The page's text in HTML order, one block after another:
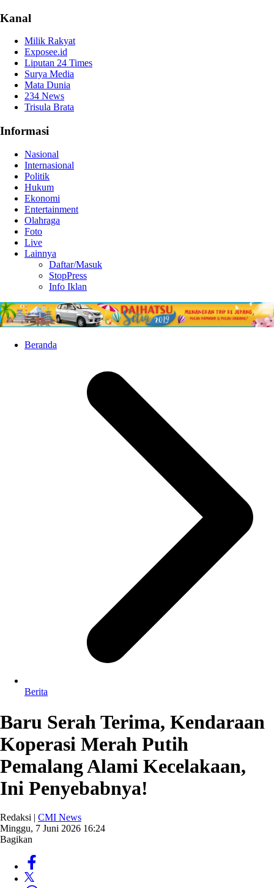
Kanal
Milik Rakyat
Exposee.id
Liputan 24 Times
Surya Media
Mata Dunia
234 News
Trisula Brata
Informasi
Nasional
Internasional
Politik
Hukum
Ekonomi
Entertainment
Olahraga
Foto
Live
Lainnya
Daftar/Masuk
StopPress
Info Iklan
Beranda
Berita
Baru Serah Terima, Kendaraan
Koperasi Merah Putih
Pemalang Alami Kecelakaan,
Ini Penyebabnya!
Redaksi | CMI News
Minggu, 7 Juni 2026 16:24
Bagikan